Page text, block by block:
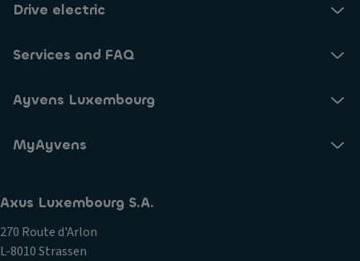
Drive electric
Services and FAQ
Ayvens Luxembourg
MyAyvens
Axus Luxembourg S.A.
270 Route d'Arlon
L-8010 Strassen